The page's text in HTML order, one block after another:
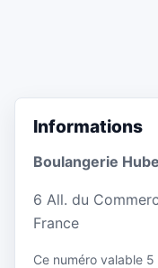
Informations
Boulangerie
6 All. du
France
Ce numéro valable